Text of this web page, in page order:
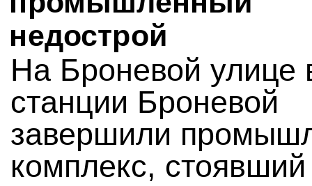
недострой
На Броневой улице
станции Броневой
завершили
комплекс, стоявший